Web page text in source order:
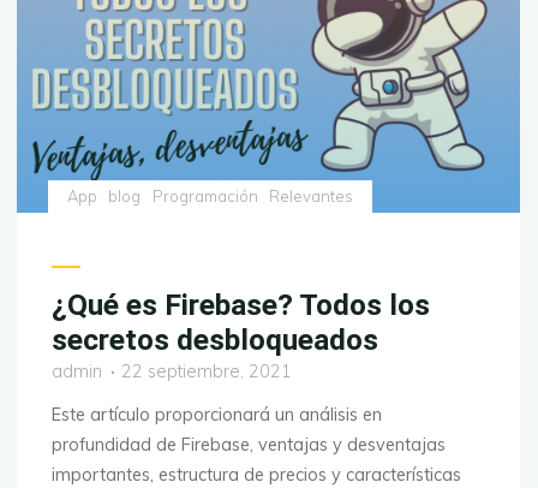
App blog Programación Relevantes
¿Qué es Firebase? Todos los
secretos desbloqueados
admin
22 septiembre, 2021
Este artículo proporcionará un análisis en
profundidad de Firebase, ventajas y desventajas
importantes, estructura de precios y características